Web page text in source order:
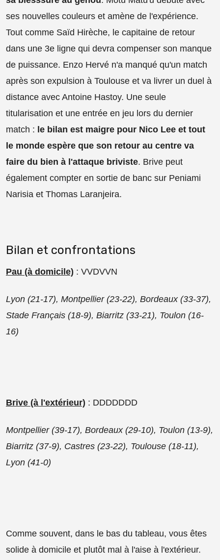
ses nouvelles couleurs et amène de l'expérience.
Tout comme Saïd Hirèche, le capitaine de retour
dans une 3e ligne qui devra compenser son manque
de puissance. Enzo Hervé n'a manqué qu'un match
après son expulsion à Toulouse et va livrer un duel à
distance avec Antoine Hastoy. Une seule
titularisation et une entrée en jeu lors du dernier
match : le bilan est maigre pour Nico Lee et tout
le monde espère que son retour au centre va
faire du bien à l'attaque briviste. Brive peut
également compter en sortie de banc sur Peniami
Narisia et Thomas Laranjeira.
Bilan et confrontations
Pau (à domicile) : VVDVVN
Lyon (21-17), Montpellier (23-22), Bordeaux (33-37),
Stade Français (18-9), Biarritz (33-21), Toulon (16-
16)
Brive (à l'extérieur) : DDDDDDD
Montpellier (39-17), Bordeaux (29-10), Toulon (13-9),
Biarritz (37-9), Castres (23-22), Toulouse (18-11),
Lyon (41-0)
Comme souvent, dans le bas du tableau, vous êtes
solide à domicile et plutôt mal à l'aise à l'extérieur.